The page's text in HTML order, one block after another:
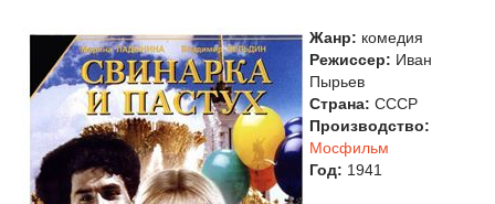
Жанр: комедия
Режиссер: Иван
Пырьев
Страна: СССР
Производство:
Мосфильм
Год: 1941